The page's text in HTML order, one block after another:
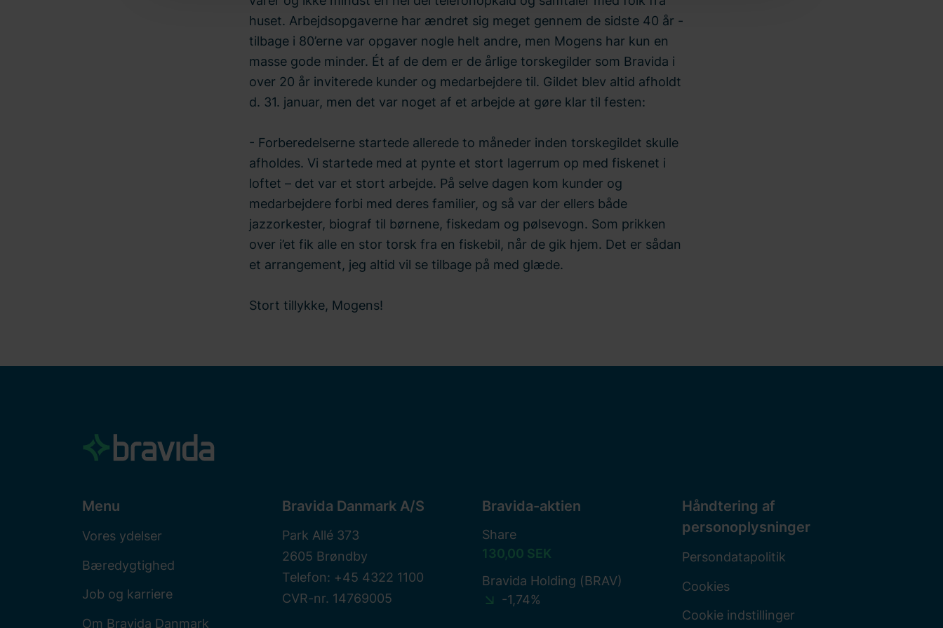
huset. Arbejdsopgaverne har ændret sig meget gennem de sidste 40 år -
tilbage i 80’erne var opgaver nogle helt andre, men Mogens har kun en
masse gode minder. Ét af de dem er de årlige torskegilder som Bravida i
over 20 år inviterede kunder og medarbejdere til. Gildet blev altid afholdt
d. 31. januar, men det var noget af et arbejde at gøre klar til festen:
- Forberedelserne startede allerede to måneder inden torskegildet skulle
afholdes. Vi startede med at pynte et stort lagerrum op med fiskenet i
loftet – det var et stort arbejde. På selve dagen kom kunder og
medarbejdere forbi med deres familier, og så var der ellers både
jazzorkester, biograf til børnene, fiskedam og pølsevogn. Som prikken
over i’et fik alle en stor torsk fra en fiskebil, når de gik hjem. Det er sådan
et arrangement, jeg altid vil se tilbage på med glæde.
Stort tillykke, Mogens!
Menu
Vores ydelser
Bæredygtighed
Job og karriere
Om Bravida Danmark
Bravida Danmark A/S
Park Allé 373
2605 Brøndby
Telefon: +45 4322 1100
CVR-nr. 14769005
Bravida-aktien
Share
130,00 SEK
Bravida Holding (BRAV)
-1,74%
Håndtering af
personoplysninger
Persondatapolitik
Cookies
Cookie indstillinger